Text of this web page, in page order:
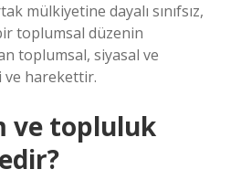
mülkiyetine dayalı sınıfsız,
toplumsal düzenin
toplumsal, siyasal ve
harekettir.
ve topluluk